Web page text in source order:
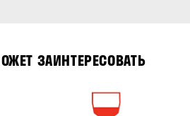
ЗАИНТЕРЕСОВАТЬ